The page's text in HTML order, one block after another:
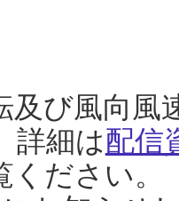
及び風向風
詳細は配信
ください。